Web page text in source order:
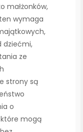
małżonków,
wymaga
dziećmi,
ze
strony są
o
mogą